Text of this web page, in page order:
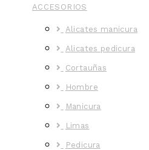
ACCESORIOS
Alicates manicura
Alicates pedicura
Cortauñas
Hombre
Manicura
Limas
Pedicura